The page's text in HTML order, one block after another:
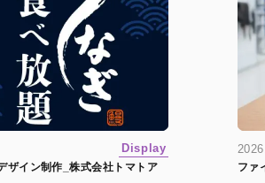
Display
ザイン制作_株式会社トマトア
ファ